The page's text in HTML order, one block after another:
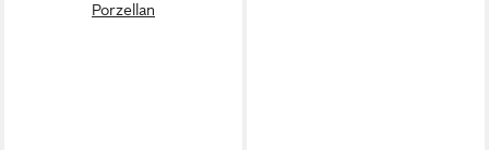
Porzellan